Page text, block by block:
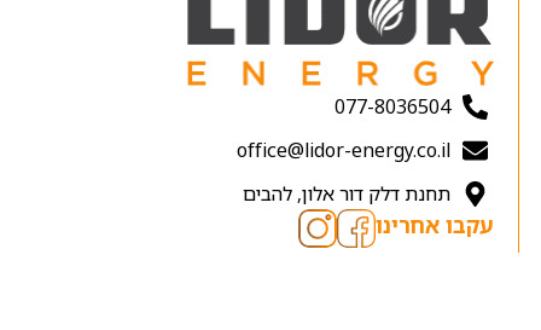
077-8036504
office@lidor-energy.co.il
תחנת דלק דור אלון, להבים
עקבו אחרינו